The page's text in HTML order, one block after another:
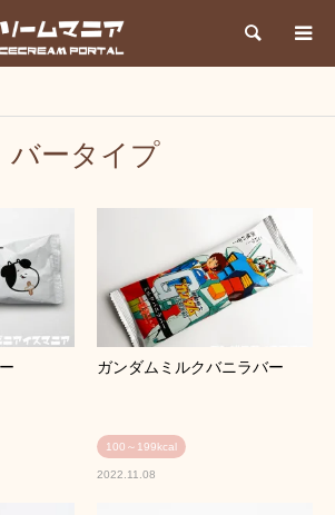
検索
バータイプ
ガンダムミルクバニラバー
100～199kcal
2022.11.08